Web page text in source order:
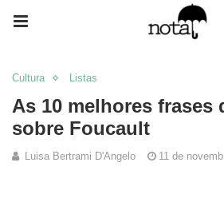
Cultura Listas
As 10 melhores frases
sobre Foucault
Luisa Bertrami D'Angelo 11 de